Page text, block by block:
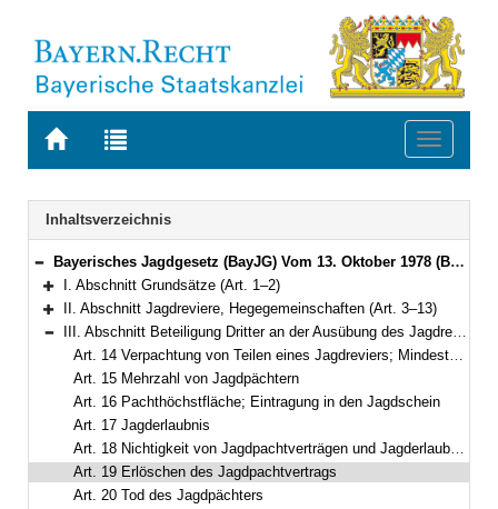
Zur
BAYERN.RECHT
Zur
letzten
Suche
Toggle
Navigation
Inhaltsverzeichnis
Bereich reduzieren
Bayerisches Jagdgesetz (BayJG) Vom 13. Oktober 1978 (BayRS V S. 595) BayRS 792-1-W (Art. 1–64)
Bereich erweitern
I. Abschnitt Grundsätze (Art. 1–2)
Bereich erweitern
II. Abschnitt Jagdreviere, Hegegemeinschaften (Art. 3–13)
Bereich reduzieren
III. Abschnitt Beteiligung Dritter an der Ausübung des Jagdrechts (Art. 14–20)
Art. 14 Verpachtung von Teilen eines Jagdreviers; Mindestpachtzeit; Beanstandungsverfahren; Änderung von Jagdpachtverträgen
Art. 15 Mehrzahl von Jagdpächtern
Art. 16 Pachthöchstfläche; Eintragung in den Jagdschein
Art. 17 Jagderlaubnis
Art. 18 Nichtigkeit von Jagdpachtverträgen und Jagderlaubnisverträgen
Art. 19 Erlöschen des Jagdpachtvertrags
Art. 20 Tod des Jagdpächters